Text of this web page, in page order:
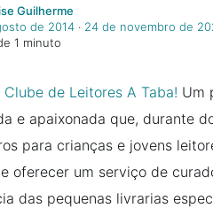
Guilherme
de 2014‧ 24 de novembro de
1 minuto
de Leitores A Taba! Um
e apaixonada que, durante
para crianças e jovens
oferecer um serviço de
das pequenas livrarias